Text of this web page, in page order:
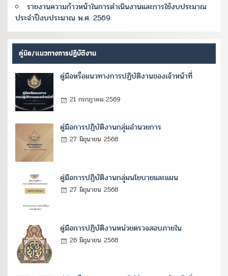
รายงานความก้าวหน้าในการดำเนินงานและการใช้งบประมาณ
ประจำปีงบประมาณ พ.ศ. 2569
คู่มือ/แนวทางการปฏิบัติงาน
คู่มือหรือแนวทางการปฏิบัติงานของเจ้าหน้าที่
21 กรกฎาคม 2569
คู่มือการปฏิบัติงานกลุ่มอำนวยการ
27 มิถุนายน 2568
คู่มือการปฏิบัติงานกลุ่มนโยบายและแผน
27 มิถุนายน 2568
คู่มือการปฏิบัติงานหน่วยตรวจสอบภายใน
26 มิถุนายน 2568